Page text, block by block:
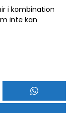
i kombination
inte kan